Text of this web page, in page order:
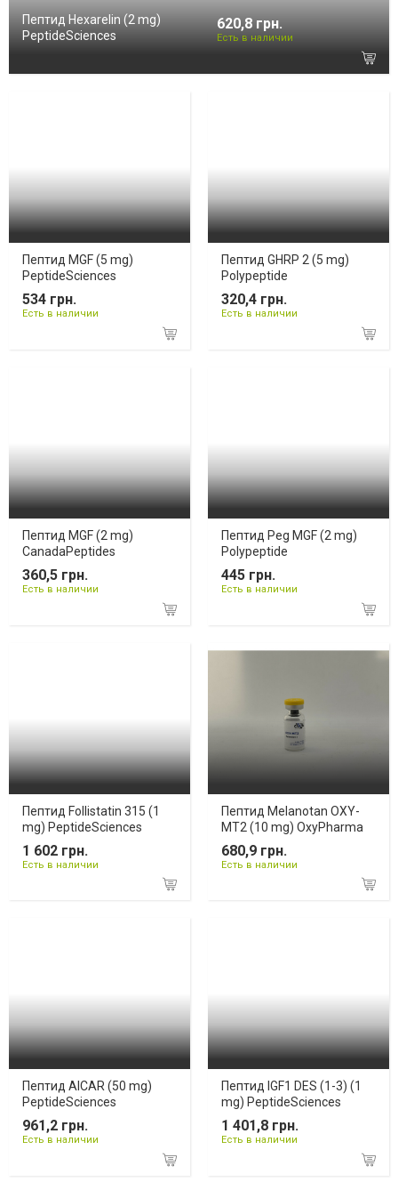
Пептид Hexarelin (2 mg)
PeptideSciences
620,8 грн.
Есть в наличии
Пептид MGF (5 mg)
PeptideSciences
534 грн.
Есть в наличии
Пептид GHRP 2 (5 mg)
Polypeptide
320,4 грн.
Есть в наличии
Пептид MGF (2 mg)
CanadaPeptides
360,5 грн.
Есть в наличии
Пептид Peg MGF (2 mg)
Polypeptide
445 грн.
Есть в наличии
Пептид Follistatin 315 (1
mg) PeptideSciences
1 602 грн.
Есть в наличии
Пептид Melanotan OXY-
MT2 (10 mg) OxyPharma
680,9 грн.
Есть в наличии
Пептид AICAR (50 mg)
PeptideSciences
961,2 грн.
Есть в наличии
Пептид IGF1 DES (1-3) (1
mg) PeptideSciences
1 401,8 грн.
Есть в наличии